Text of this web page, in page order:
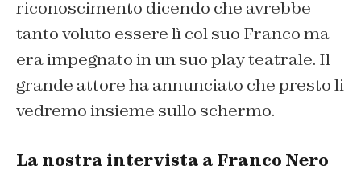
riconoscimento dicendo che avrebbe
tanto voluto essere lì col suo Franco ma
era impegnato in un suo play teatrale. Il
grande attore ha annunciato che presto li
vedremo insieme sullo schermo.
La nostra intervista a Franco Nero